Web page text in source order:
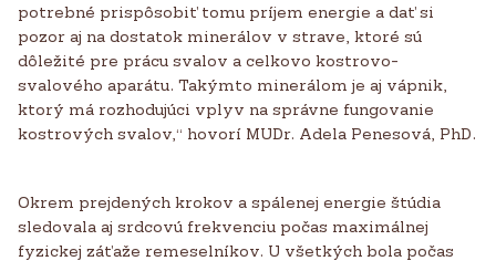
potrebné prispôsobiť tomu príjem energie a dať si
pozor aj na dostatok minerálov v strave, ktoré sú
dôležité pre prácu svalov a celkovo kostrovo-
svalového aparátu. Takýmto minerálom je aj vápnik,
ktorý má rozhodujúci vplyv na správne fungovanie
kostrových svalov,“ hovorí MUDr. Adela Penesová, PhD.
Okrem prejdených krokov a spálenej energie štúdia
sledovala aj srdcovú frekvenciu počas maximálnej
fyzickej záťaže remeselníkov. U všetkých bola počas